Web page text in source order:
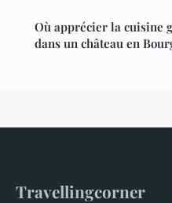
Où apprécier la cuisine
dans un château en
Travellingcorner